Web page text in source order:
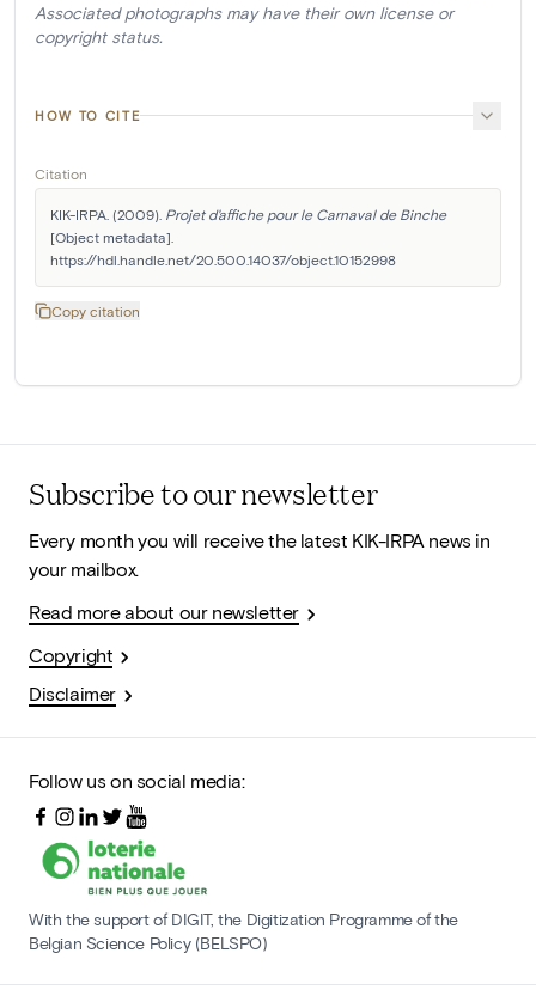
Associated photographs may have their own license or
copyright status.
HOW TO CITE
Citation
KIK-IRPA. (2009). Projet d'affiche pour le Carnaval de Binche
[Object metadata].
https://hdl.handle.net/20.500.14037/object.10152998
Copy citation
Subscribe to our newsletter
Every month you will receive the latest KIK-IRPA news in
your mailbox.
Read more about our newsletter
Copyright
Disclaimer
Follow us on social media:
With the support of DIGIT, the Digitization Programme of the
Belgian Science Policy (BELSPO)